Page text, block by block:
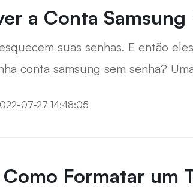
a Conta
suas senhas. E então
conta samsung sem senha?
se preocupe, pois este guia
07-27 14:48:05
Formatar um